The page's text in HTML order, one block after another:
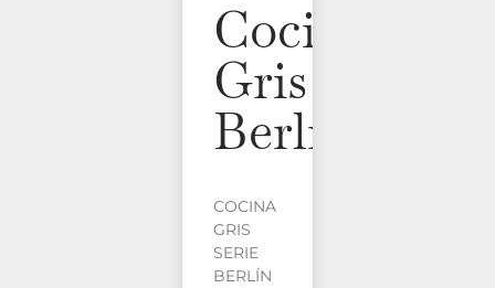
Cocina
Gris
Berlín
COCINA
GRIS
SERIE
BERLÍN